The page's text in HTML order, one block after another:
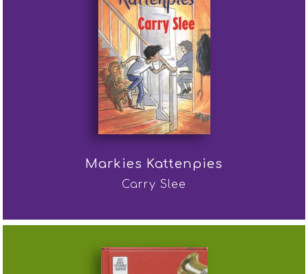
Markies Kattenpies
Carry Slee